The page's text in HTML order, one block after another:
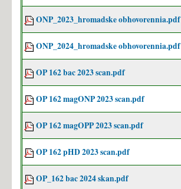
ONP_2023_hromadske obhovorennia.pdf
ONP_2024_hromadske obhovorennia.pdf
OP 162 bac 2023 scan.pdf
OP 162 magONP 2023 scan.pdf
OP 162 magOPP 2023 scan.pdf
OP 162 pHD 2023 scan.pdf
OP_162 bac 2024 skan.pdf